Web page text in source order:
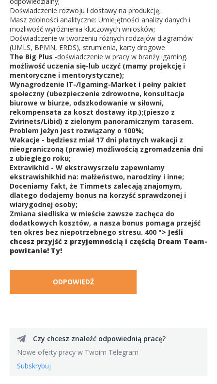
Doświadczenie rozwoju i dostawy na produkcję;
Masz zdolności analityczne: Umiejętności analizy danych i
możliwość wyróżnienia kluczowych wniosków;
Doświadczenie w tworzeniu różnych rodzajów diagramów
(UMLS, BPMN, ERDS), strumienia, karty drogowe
The Big Plus -doświadczenie w pracy w branży igaming.
możliwość uczenia się-lub uczyć (mamy projekcję i
mentoryczne i mentorystyczne);
Wynagrodzenie IT-/Igaming-Market i pełny pakiet
społeczny (ubezpieczenie zdrowotne, konsultacje
biurowe w biurze, odszkodowanie w siłowni,
rekompensata za koszt dostawy itp.);(pieszo z
Zvirinets/Libid) z zielonym panoramicznym tarasem.
Problem jeżyn jest rozwiązany o 100%;
Wakacje - będziesz miał 17 dni płatnych wakacji z
nieograniczoną (prawie) możliwością zgromadzenia dni
z ubiegłego roku;
Extravikhid - W ekstrawysrzelu zapewniamy
ekstrawishikhid na: małżeństwo, narodziny i inne;
Doceniamy fakt, że Timmets zalecają znajomym,
dlatego dodajemy bonus na korzyść sprawdzonej i
wiarygodnej osoby;
Zmiana siedliska w mieście zawsze zachęca do
dodatkowych kosztów, a nasza bonus pomaga przejść
ten okres bez niepotrzebnego stresu. 400 "> Jeśli
chcesz przyjść z przyjemnością i częścią Dream Team-
powitanie! Ty!
ODPOWIEDŹ
Czy chcesz znaleźć odpowiednią pracę?
Nowe oferty pracy w Twoim Telegram
Subskrybuj